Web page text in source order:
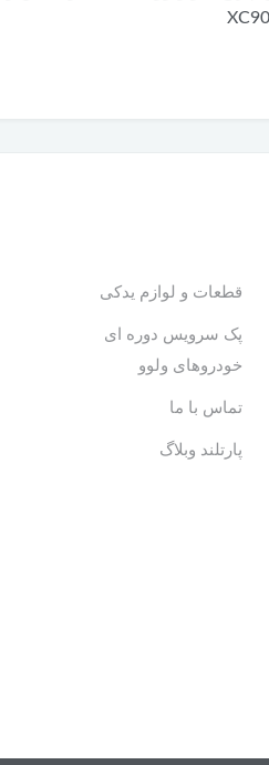
قطعات و لوازم یدکی
پک سرویس دوره ای
خودروهای ولوو
تماس با ما
پارتلند وبلاگ